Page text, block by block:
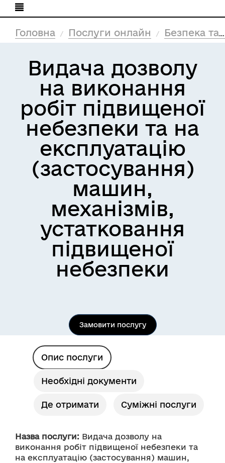
Головна Послуги онлайн Безпека та захист
Видача дозволу
на виконання
робіт підвищеної
небезпеки та на
експлуатацію
(застосування)
машин,
механізмів,
устатковання
підвищеної
небезпеки
Замовити послугу
Опис послуги
Необхідні документи
Де отримати Суміжні послуги
Назва послуги: Видача дозволу на
виконання робіт підвищеної небезпеки та
на експлуатацію (застосування) машин,